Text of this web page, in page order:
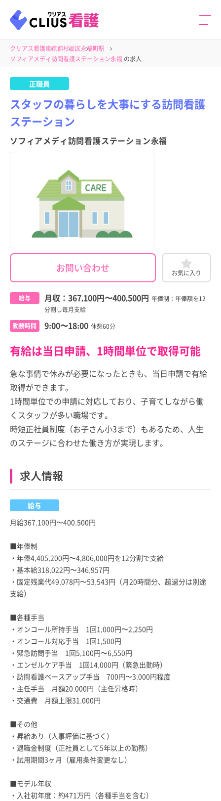
クリアス看護東京都杉並区永福町駅
ソフィアメディ訪問看護ステーション永福 の求人
正職員
スタッフの暮らしを大事にする訪問看護
ステーション
ソフィアメディ訪問看護ステーション永福
お問い合わせ お気に入り
給与 月収： 367,100円〜400,500円 年俸制：年俸額を12
分割し毎月支給
勤務時間
9:00〜18:00 休憩60分
有給は当日申請、1時間単位で取得可能
急な事情で休みが必要になったときも、当日申請で有給
取得ができます。
1時間単位での申請に対応しており、子育てしながら働
くスタッフが多い職場です。
時短正社員制度（お子さん小3まで）もあるため、人生
のステージに合わせた働き方が実現します。
求人情報
給与
月給367,100円〜400,500円
■年俸制
・年俸4,405,200円〜4,806,000円を12分割で支給
・基本給318,022円〜346,957円
・固定残業代49,078円〜53,543円（月20時間分、超過分は別途
支給）
■各種手当
・オンコール所持手当 1回1,000円〜2,250円
・オンコール対応手当 1回1,500円
・緊急訪問手当 1回5,100円〜6,550円
・エンゼルケア手当 1回14,000円（緊急出勤時）
・訪問看護ベースアップ手当 700円〜3,000円程度
・主任手当 月額20,000円（主任昇格時）
・交通費 月額上限31,000円
■その他
・昇給あり（人事評価に基づく）
・退職金制度（正社員として5年以上の勤務）
・試用期間3ヶ月（雇用条件変更なし）
■モデル年収
・入社初年度：約471万円（各種手当を含む）